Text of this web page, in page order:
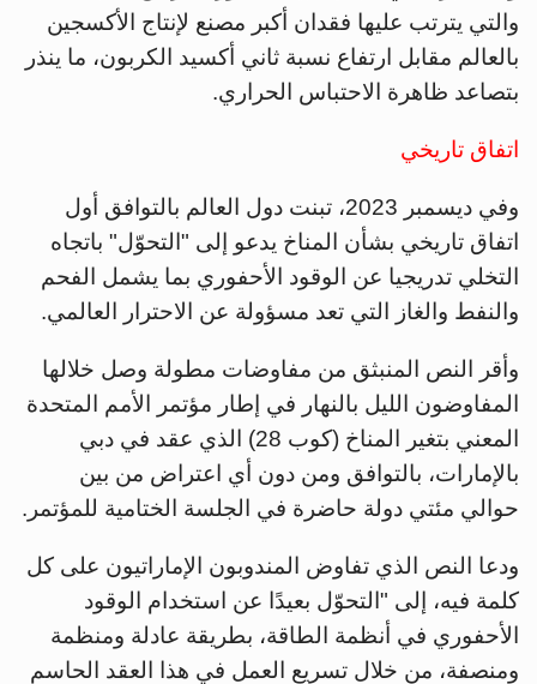
والتي يترتب عليها فقدان أكبر مصنع لإنتاج الأكسجين
بالعالم مقابل ارتفاع نسبة ثاني أكسيد الكربون، ما ينذر
بتصاعد ظاهرة الاحتباس الحراري.
اتفاق تاريخي
وفي ديسمبر 2023، تبنت دول العالم بالتوافق أول
اتفاق تاريخي بشأن المناخ يدعو إلى "التحوّل" باتجاه
التخلي تدريجيا عن الوقود الأحفوري بما يشمل الفحم
والنفط والغاز التي تعد مسؤولة عن الاحترار العالمي.
وأقر النص المنبثق من مفاوضات مطولة وصل خلالها
المفاوضون الليل بالنهار في إطار مؤتمر الأمم المتحدة
المعني بتغير المناخ (كوب 28) الذي عقد في دبي
بالإمارات، بالتوافق ومن دون أي اعتراض من بين
حوالي مئتي دولة حاضرة في الجلسة الختامية للمؤتمر.
ودعا النص الذي تفاوض المندوبون الإماراتيون على كل
كلمة فيه، إلى "التحوّل بعيدًا عن استخدام الوقود
الأحفوري في أنظمة الطاقة، بطريقة عادلة ومنظمة
ومنصفة، من خلال تسريع العمل في هذا العقد الحاسم